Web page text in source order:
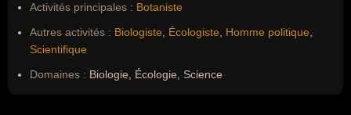
Activités principales : Botaniste
Autres activités : Biologiste Écologiste Homme politique
Scientifique
Domaines : Biologie, Écologie, Science